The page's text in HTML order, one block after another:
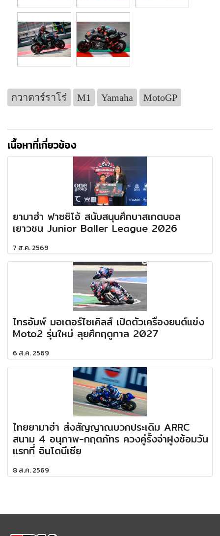
กวาตาร์ราโร่ M1 Yamaha MotoGP
เนื้อหาที่เกี่ยวข้อง
ยามาฮ่า ฟาซซิโอ้ สนับสนุนศึกบาสเกตบอล
เยาวชน Junior Baller League 2026
7 ส.ค. 2569
ไทรอัมพ์ มอเตอร์ไซเคิลส์ เปิดตัวเครื่องยนต์แข่ง
Moto2 รุ่นใหม่ ลุยศึกฤดูกาล 2027
6 ส.ค. 2569
ไทยยามาฮ่า ส่งสัญญาณบวกประเดิม ARRC
สนาม 4 อนุภาพ-กฤตภัทร ควงคู่รั้งจ่าฝูงซ้อมวัน
แรกที่ อินโดนีเซีย
8 ส.ค. 2569